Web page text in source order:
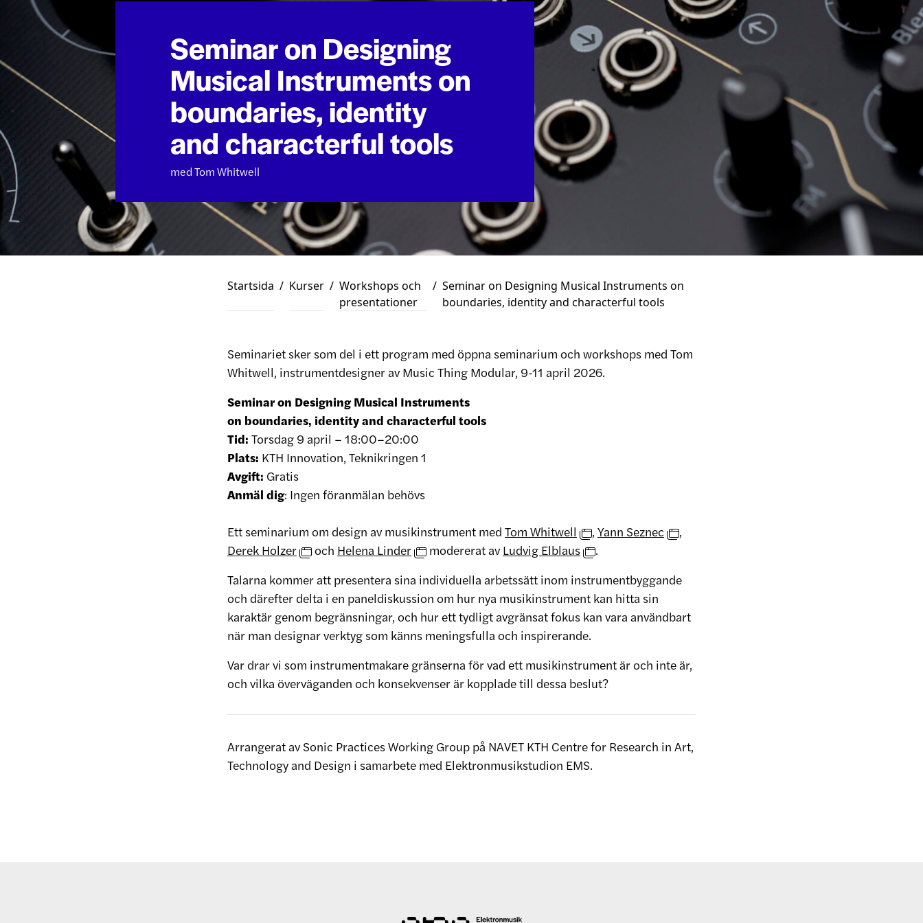
Seminar on Designing
Musical Instruments on
boundaries, identity
and characterful tools
med Tom Whitwell
Startsida / Kurser / Workshops och
presentationer
/ Seminar on Designing Musical Instruments on
boundaries, identity and characterful tools
Seminariet sker som del i ett program med öppna seminarium och workshops med Tom
Whitwell, instrumentdesigner av Music Thing Modular, 9-11 april 2026.
Seminar on Designing Musical Instruments
on boundaries, identity and characterful tools
Tid: Torsdag 9 april – 18:00–20:00
Plats: KTH Innovation, Teknikringen 1
Avgift: Gratis
Anmäl dig: Ingen föranmälan behövs
Ett seminarium om design av musikinstrument med Tom Whitwell , Yann Seznec
,
Derek Holzer
och Helena Linder modererat av Ludvig Elblaus
.
Talarna kommer att presentera sina individuella arbetssätt inom instrumentbyggande
och därefter delta i en paneldiskussion om hur nya musikinstrument kan hitta sin
karaktär genom begränsningar, och hur ett tydligt avgränsat fokus kan vara användbart
när man designar verktyg som känns meningsfulla och inspirerande.
Var drar vi som instrumentmakare gränserna för vad ett musikinstrument är och inte är,
och vilka överväganden och konsekvenser är kopplade till dessa beslut?
Arrangerat av Sonic Practices Working Group på NAVET KTH Centre for Research in Art,
Technology and Design i samarbete med Elektronmusikstudion EMS.